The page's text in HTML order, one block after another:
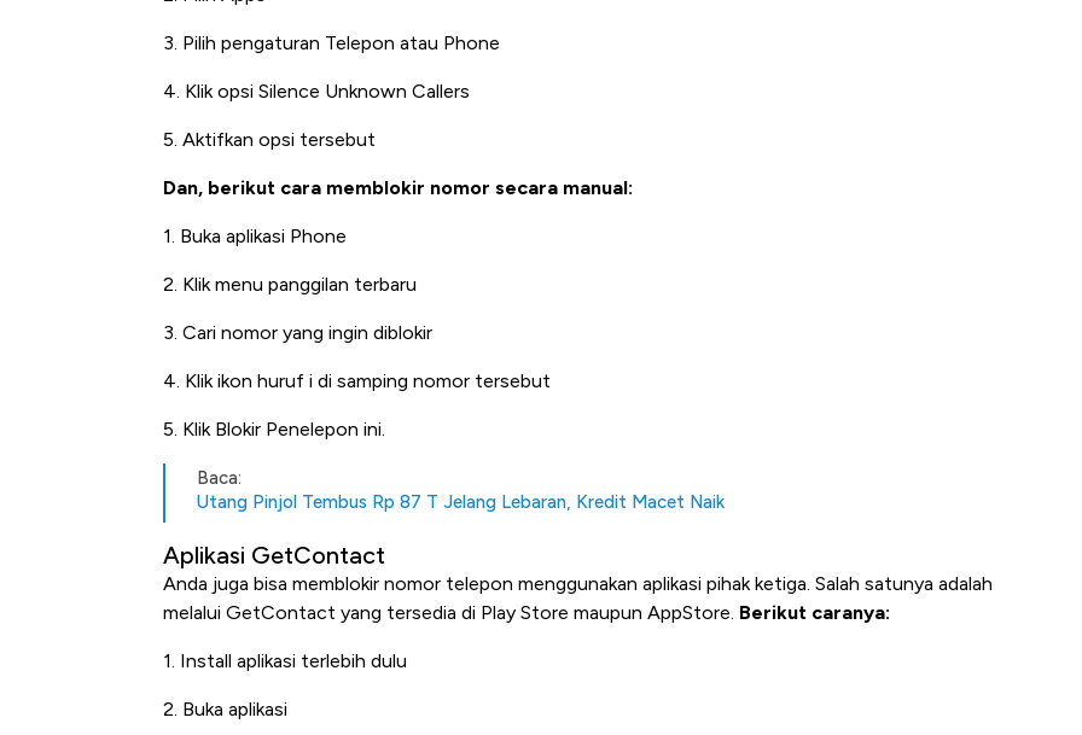
3. Pilih pengaturan Telepon atau Phone
4. Klik opsi Silence Unknown Callers
5. Aktifkan opsi tersebut
Dan, berikut cara memblokir nomor secara manual:
1. Buka aplikasi Phone
2. Klik menu panggilan terbaru
3. Cari nomor yang ingin diblokir
4. Klik ikon huruf i di samping nomor tersebut
5. Klik Blokir Penelepon ini.
Baca:
Utang Pinjol Tembus Rp 87 T Jelang Lebaran, Kredit Macet Naik
Aplikasi GetContact
Anda juga bisa memblokir nomor telepon menggunakan aplikasi pihak ketiga. Salah satunya adalah
melalui GetContact yang tersedia di Play Store maupun AppStore. Berikut caranya:
1. Install aplikasi terlebih dulu
2. Buka aplikasi